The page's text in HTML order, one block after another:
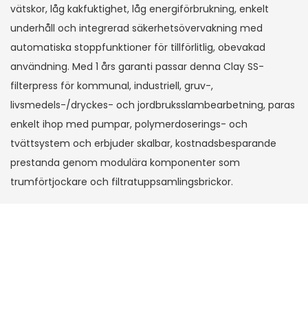
vätskor, låg kakfuktighet, låg energiförbrukning, enkelt
underhåll och integrerad säkerhetsövervakning med
automatiska stoppfunktioner för tillförlitlig, obevakad
användning. Med 1 års garanti passar denna Clay SS-
filterpress för kommunal, industriell, gruv-,
livsmedels-/dryckes- och jordbruksslambearbetning, paras
enkelt ihop med pumpar, polymerdoserings- och
tvättsystem och erbjuder skalbar, kostnadsbesparande
prestanda genom modulära komponenter som
trumförtjockare och filtratuppsamlingsbrickor.